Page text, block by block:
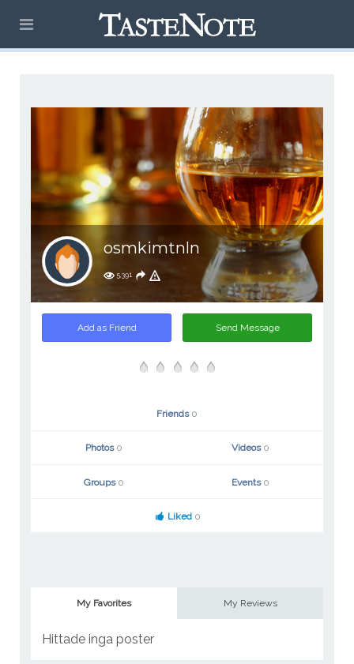
osmkimtnln
5,391
Add as Friend Send Message
Friends 0
Photos 0 Videos 0
Groups 0 Events 0
Liked 0
My Favorites My Reviews
Hittade inga poster